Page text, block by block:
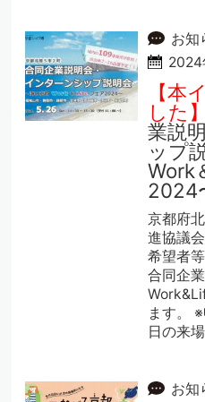
お知
2024
【本
した】
業説
ップ
Work
2024
京都府
進協議
希望者
合同企
ます。
日の来
お知